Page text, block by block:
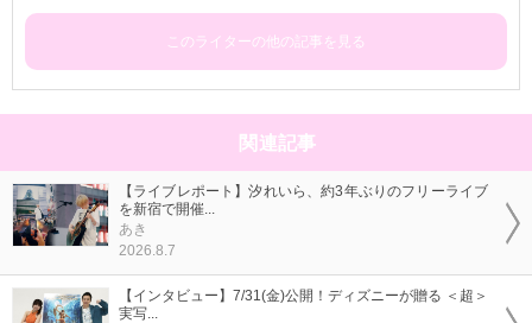
このライターの他の記事を見る
関連記事
【ライブレポート】汐れいら、約3年ぶりのフリーライブ
を新宿で開催...
あき
2026.8.7
【インタビュー】7/31(金)公開！ディズニーが贈る ＜超＞
実写...